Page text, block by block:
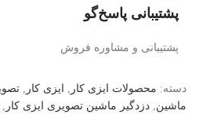
پشتیبانی پاسخ‌گو
پشتیبانی و مشاوره فروش
دسته: محصولات ایزی کار ایزی کار
ماشین دزدگیر ماشین تصویری ایزی کار